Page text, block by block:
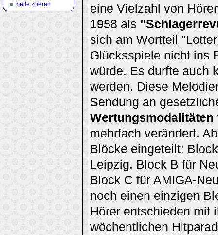
eine Vielzahl von
1958 als
sich am Wortteil
Glücksspiele nicht ins
würde. Es durfte auch
werden. Diese
Sendung an
Wertungsmodalitäten
mehrfach verändert.
Blöcke eingeteilt:
Leipzig, Block B für
Block C für AMIGA-
noch einen einzigen
Hörer entschieden mit
wöchentlichen
Seite zitieren